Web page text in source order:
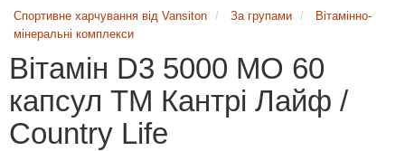
Спортивне харчування від Vansiton За групами
Вітамінно-
мінеральні комплекси
Вітамін D3 5000 МО 60
капсул ТМ Кантрі Лайф /
Country Life